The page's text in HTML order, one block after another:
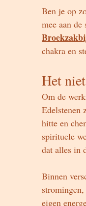
Ben je op
mee aan
chakra en
Het
Om de
Edelstenen
hitte en
spirituele
dat alles in
Binnen
eigen